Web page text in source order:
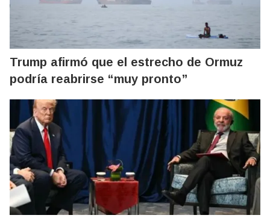
Trump afirmó que el estrecho de Ormuz
podría reabrirse “muy pronto”